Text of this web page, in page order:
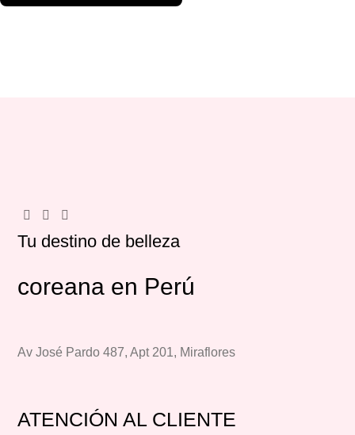
Tu destino de belleza
coreana en Perú
Av José Pardo 487, Apt 201, Miraflores
ATENCIÓN AL CLIENTE